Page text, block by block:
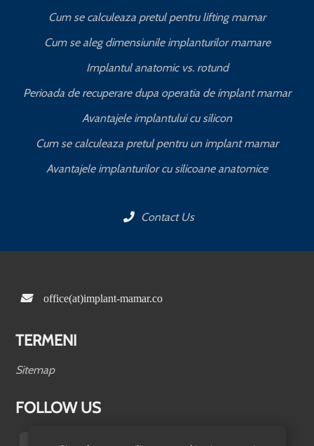
Cum se calculeaza pretul pentru lifting mamar
Cum se aleg dimensiunile implanturilor mamare
Implantul anatomic vs. rotund
Perioada de recuperare dupa operatia de implant mamar
Avantajele implantului cu silicon
Cum se calculeaza pretul pentru un implant mamar
Avantajele implanturilor cu silicoane anatomice
Contact Us
office(at)implant-mamar.co
TERMENI
Sitemap
FOLLOW US